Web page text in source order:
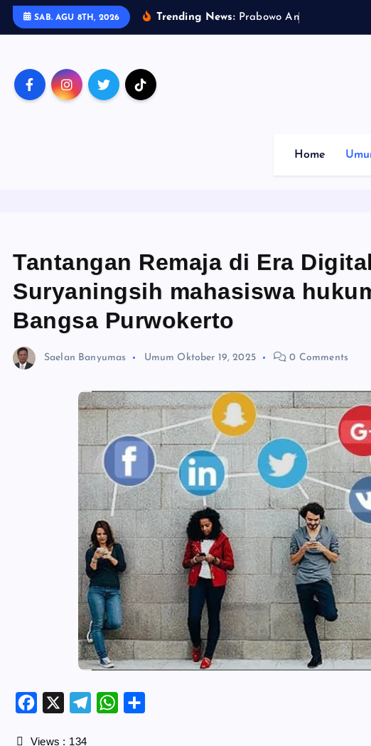
SAB. AGU 8TH, 2026 Trending News: Pra bowo A n
Home
Tantangan Remaja di Era
Suryaningsih mahasiswa
Bangsa Purwokerto
Saelan Banyumas Umum Oktober 19, 2025 0 Comments
c
W
Views : 134